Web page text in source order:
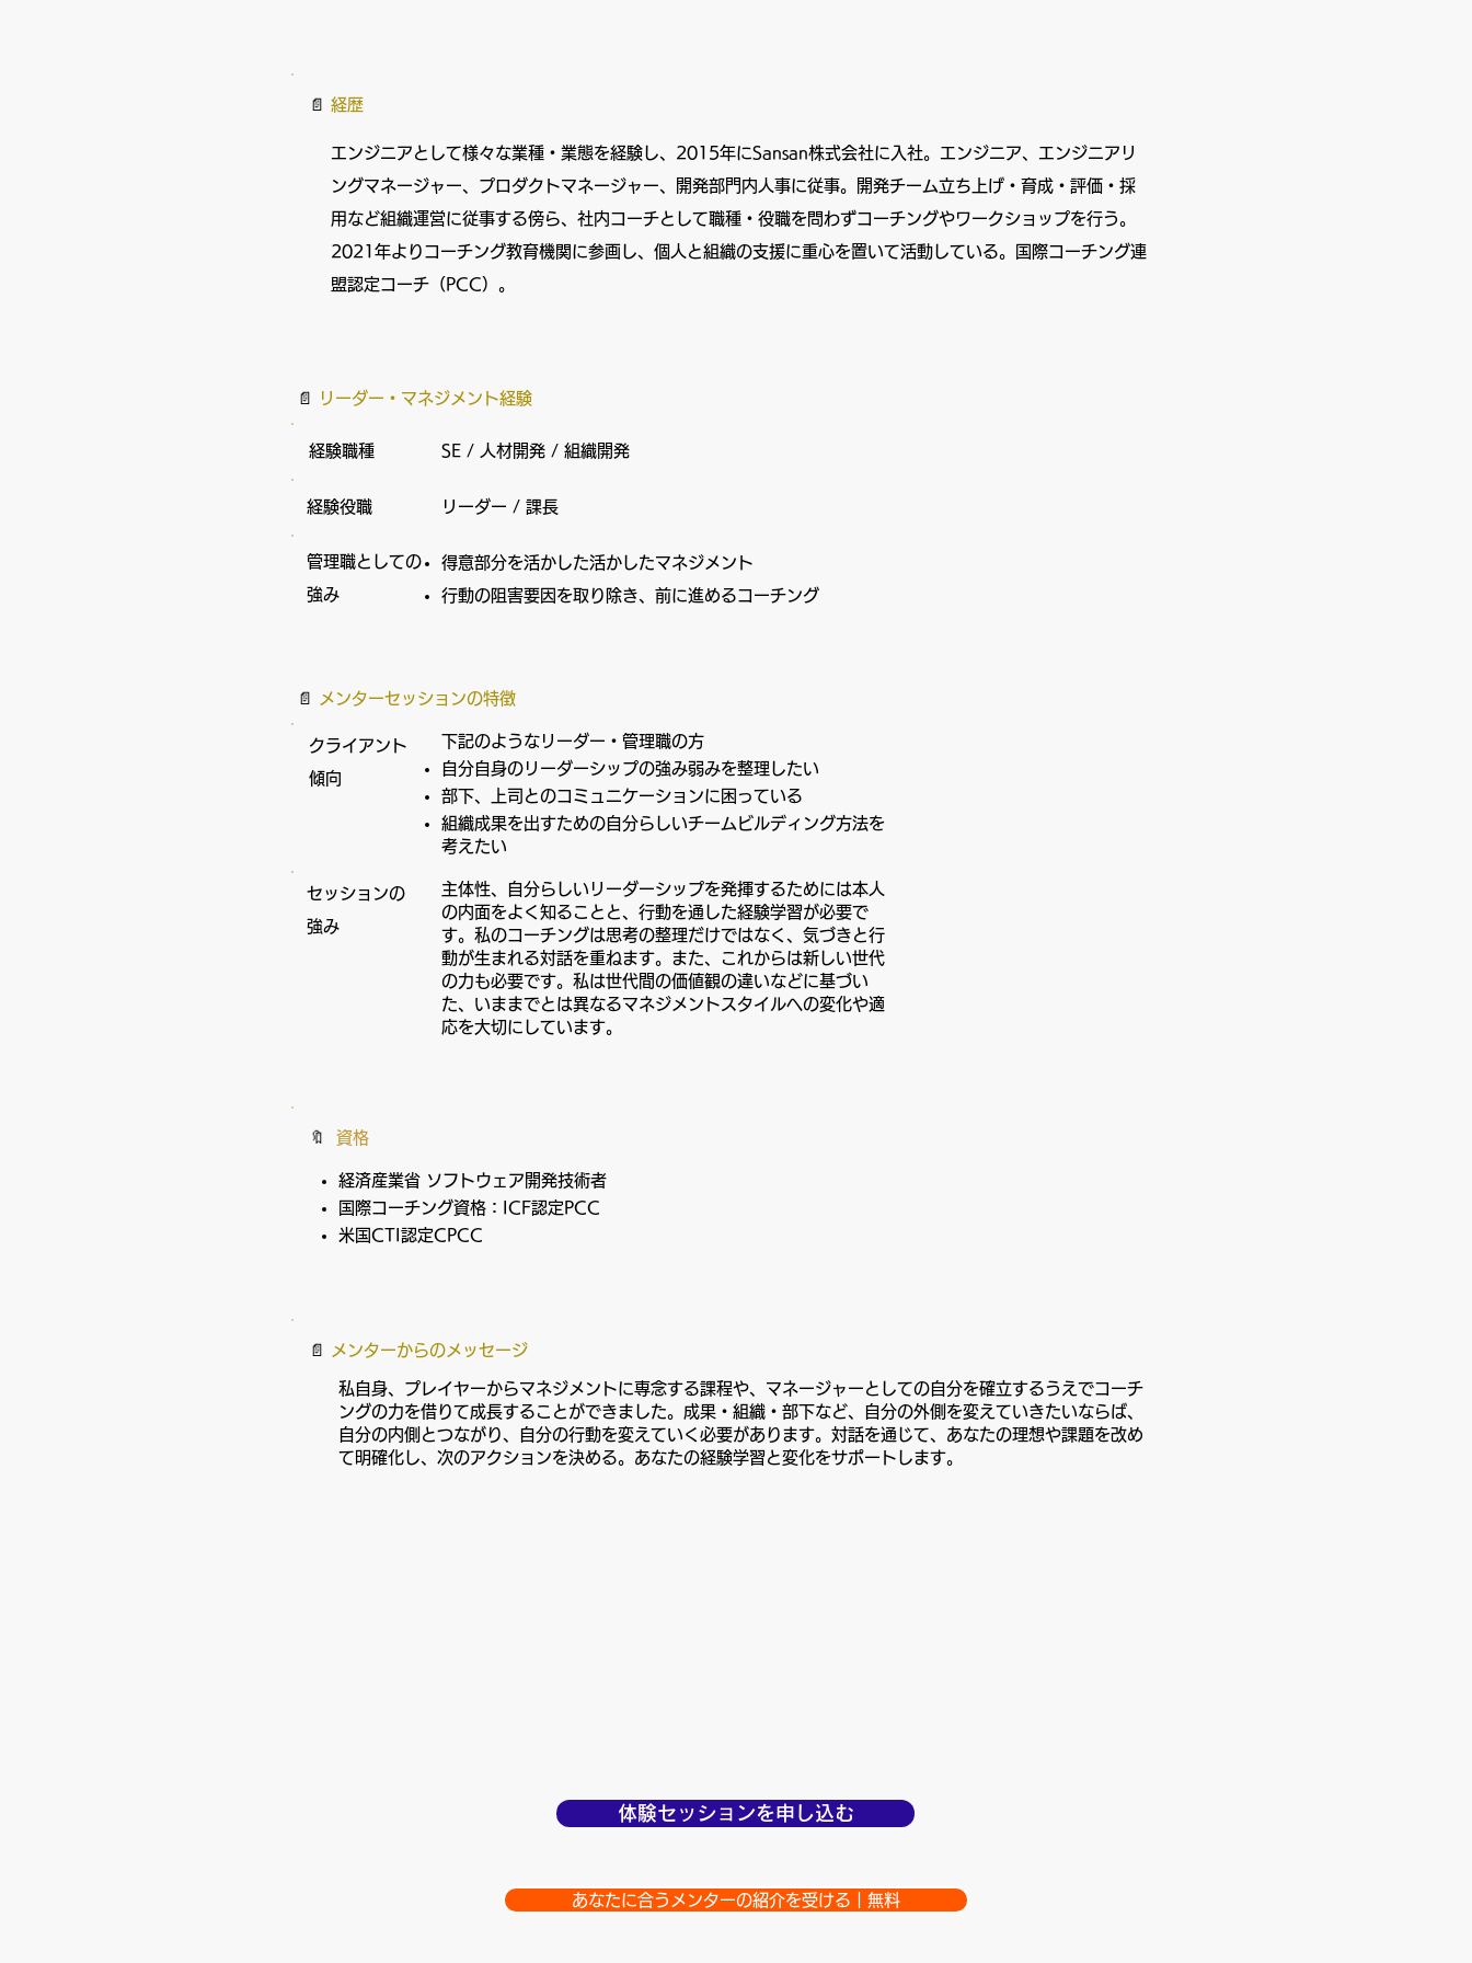
​📄 経歴
エンジニアとして様々な業種・業態を経験し、2015年にSansan株式会社に入社。エンジニア、エンジニアリ
ングマネージャー、プロダクトマネージャー、開発部門内人事に従事。開発チーム立ち上げ・育成・評価・採
用など組織運営に従事する傍ら、社内コーチとして職種・役職を問わずコーチングやワークショップを行う。
2021年よりコーチング教育機関に参画し、個人と組織の支援に重心を置いて活動している。国際コーチング連
盟認定コーチ（PCC）。
​📄 リーダー・マネジメント経験
​経験職種 SE / 人材開発 / 組織開発
​経験役職 リーダー / 課長
管理職としての
強み
得意部分を活かした活かしたマネジメント
行動の阻害要因を取り除き、前に進めるコーチング
​📄 メンターセッションの特徴
​クライアント
傾向
下記のようなリーダー・管理職の方
自分自身のリーダーシップの強み弱みを整理したい
部下、上司とのコミュニケーションに困っている
組織成果を出すための自分らしいチームビルディング方法を
考えたい
セッションの
強み
主体性、自分らしいリーダーシップを発揮するためには本人
の内面をよく知ることと、行動を通した経験学習が必要で
す。私のコーチングは思考の整理だけではなく、気づきと行
動が生まれる対話を重ねます。また、これからは新しい世代
の力も必要です。私は世代間の価値観の違いなどに基づい
た、いままでとは異なるマネジメントスタイルへの変化や適
応を大切にしています。
​🔖 資格
経済産業省 ソフトウェア開発技術者
国際コーチング資格：ICF認定PCC
米国CTI認定CPCC
​📄 メンターからのメッセージ
私自身、プレイヤーからマネジメントに専念する課程や、マネージャーとしての自分を確立するうえでコーチ
ングの力を借りて成長することができました。成果・組織・部下など、自分の外側を変えていきたいならば、
自分の内側とつながり、自分の行動を変えていく必要があります。対話を通じて、あなたの理想や課題を改め
て明確化し、次のアクションを決める。あなたの経験学習と変化をサポートします。
体験セッションを申し込む
あなたに合うメンターの紹介を受ける｜無料